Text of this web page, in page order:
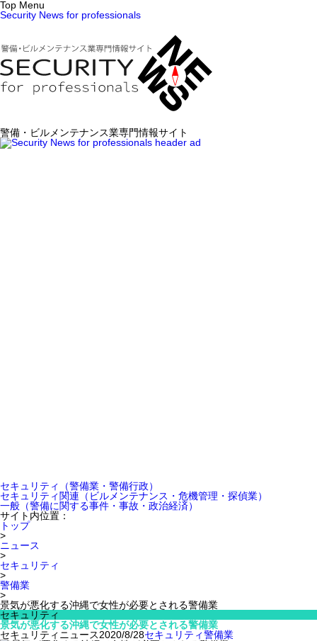
Top Menu
Security News for professionals
警備・ビルメンテナンス業専門情報サイト
セキュリティ
（警備業・警備行政）
セキュリティ関連 （ビルメンテナンス・危機管理・探偵業）
一般 （警備に関する事件・事故・政治経済）
サイト内位置：
トップ
>
ニュース
>
セキュリティ
>
警備業
>
景気が悪化する沖縄で女性が必要とされる警備業
セキュリティ
景気が悪化する沖縄で女性が必要とされる警備業
セキュリティニュース2020/8/28セキュリティ警備業